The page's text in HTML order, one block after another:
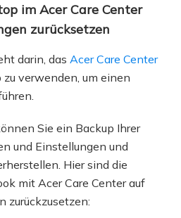
im Acer Care Center
zurücksetzen
darin, das Acer Care Center
verwenden, um einen
Sie ein Backup Ihrer
und Einstellungen und
Hier sind die
mit Acer Care Center auf
zurückzusetzen: